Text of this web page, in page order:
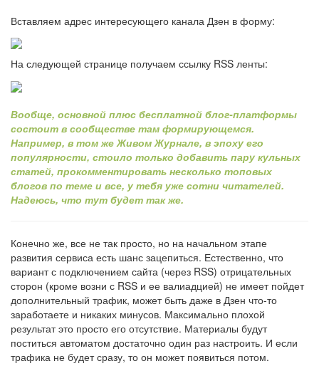
Вставляем адрес интересующего канала Дзен в форму:
На следующей странице получаем ссылку RSS ленты:
Вообще, основной плюс бесплатной блог-платформы
состоит в сообществе там формирующемся.
Например, в том же Живом Журнале, в эпоху его
популярности, стоило только добавить пару кульных
статей, прокомментировать несколько топовых
блогов по теме и все, у тебя уже сотни читателей.
Надеюсь, что тут будет так же.
Конечно же, все не так просто, но на начальном этапе
развития сервиса есть шанс зацепиться. Естественно, что
вариант с подключением сайта (через RSS) отрицательных
сторон (кроме возни с RSS и ее валиадцией) не имеет пойдет
дополнительный трафик, может быть даже в Дзен что-то
заработаете и никаких минусов. Максимально плохой
результат это просто его отсутствие. Материалы будут
поститься автоматом достаточно один раз настроить. И если
трафика не будет сразу, то он может появиться потом.